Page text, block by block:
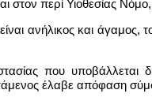
στον περί Υιοθεσίας Νόμο,
ανήλικος και
που
έλαβε απόφαση